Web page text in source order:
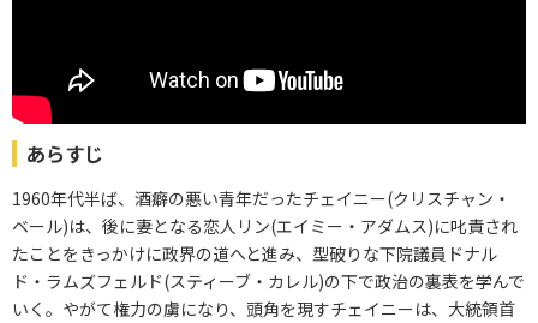
あらすじ
1960年代半ば、酒癖の悪い青年だったチェイニー(クリスチャン・
ベール)は、後に妻となる恋人リン(エイミー・アダムス)に叱責され
たことをきっかけに政界の道へと進み、型破りな下院議員ドナル
ド・ラムズフェルド(スティーブ・カレル)の下で政治の裏表を学んで
いく。やがて権力の虜になり、頭角を現すチェイニーは、大統領首